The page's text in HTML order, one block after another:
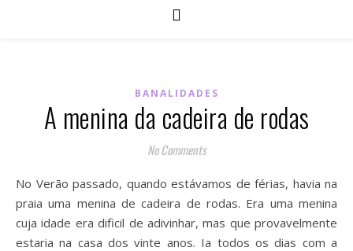
BANALIDADES
A menina da cadeira de rodas
No Comments
No Verão passado, quando estávamos de férias, havia na
praia uma menina de cadeira de rodas. Era uma menina
cuja idade era dificil de adivinhar, mas que provavelmente
estaria na casa dos vinte anos. Ia todos os dias com a